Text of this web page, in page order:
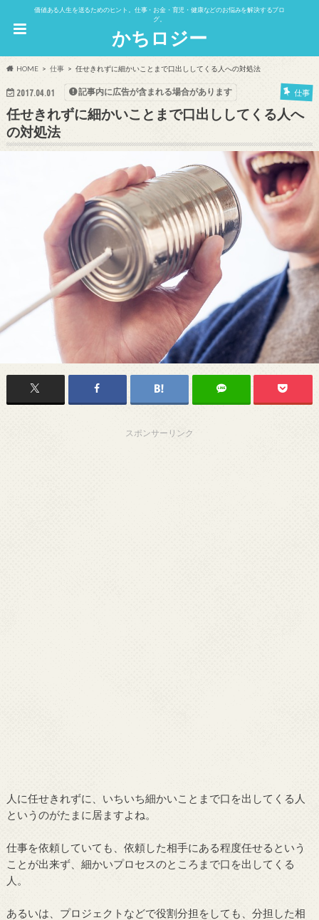
価値ある人生を送るためのヒント。仕事・お金・育児・健康などのお悩みを解決するブロ
グ。
かちロジー
HOME 仕事 任せきれずに細かいことまで口出ししてくる人への対処法
2017.04.01 仕事
記事内に広告が含まれる場合があります
任せきれずに細かいことまで口出ししてくる人へ
の対処法
スポンサーリンク
人に任せきれずに、いちいち細かいことまで口を出してくる人
というのがたまに居ますよね。
仕事を依頼していても、依頼した相手にある程度任せるという
ことが出来ず、細かいプロセスのところまで口を出してくる
人。
あるいは、プロジェクトなどで役割分担をしても、分担した相